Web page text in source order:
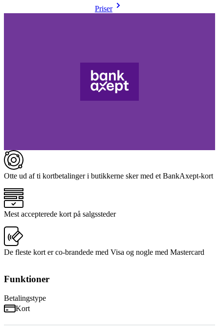
Priser
Otte ud af ti kortbetalinger i butikkerne sker med et BankAxept-kort
Mest accepterede kort på salgssteder
De fleste kort er co-brandede med Visa og nogle med Mastercard
Funktioner
Betalingstype
Kort